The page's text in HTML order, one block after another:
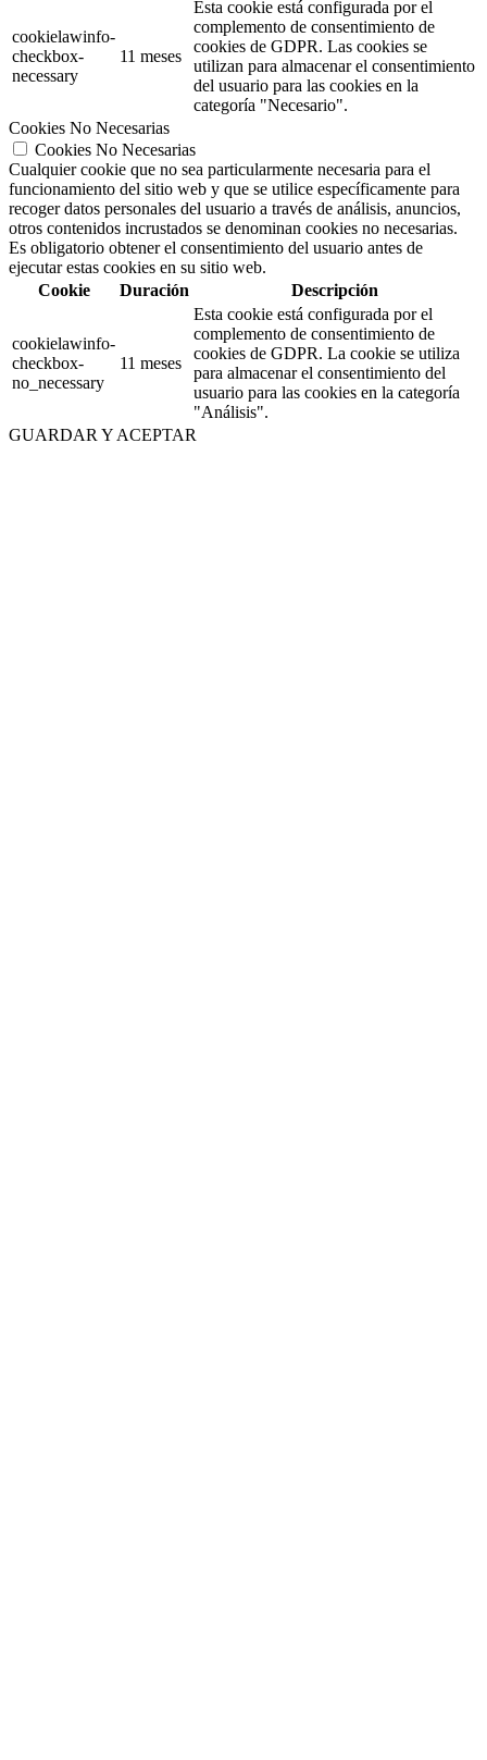
cookielawinfo-
checkbox-
necessary
11 meses
Esta cookie está configurada por el
complemento de consentimiento de
cookies de GDPR. Las cookies se
utilizan para almacenar el consentimiento
del usuario para las cookies en la
categoría "Necesario".
Cookies No Necesarias
Cookies No Necesarias
Cualquier cookie que no sea particularmente necesaria para el
funcionamiento del sitio web y que se utilice específicamente para
recoger datos personales del usuario a través de análisis, anuncios,
otros contenidos incrustados se denominan cookies no necesarias.
Es obligatorio obtener el consentimiento del usuario antes de
ejecutar estas cookies en su sitio web.
Cookie
Duración Descripción
cookielawinfo-
checkbox-
no_necessary
11 meses
Esta cookie está configurada por el
complemento de consentimiento de
cookies de GDPR. La cookie se utiliza
para almacenar el consentimiento del
usuario para las cookies en la categoría
"Análisis".
GUARDAR Y ACEPTAR